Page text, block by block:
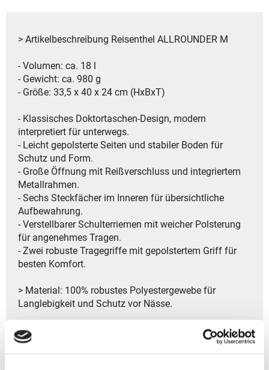
> Artikelbeschreibung Reisenthel ALLROUNDER M
- Volumen: ca. 18 l
- Gewicht: ca. 980 g
- Größe: 33,5 x 40 x 24 cm (HxBxT)
- Klassisches Doktortaschen-Design, modern
interpretiert für unterwegs.
- Leicht gepolsterte Seiten und stabiler Boden für
Schutz und Form.
- Große Öffnung mit Reißverschluss und integriertem
Metallrahmen.
- Sechs Steckfächer im Inneren für übersichtliche
Aufbewahrung.
- Verstellbarer Schulterriemen mit weicher Polsterung
für angenehmes Tragen.
- Zwei robuste Tragegriffe mit gepolstertem Griff für
besten Komfort.
> Material: 100% robustes Polyestergewebe für
Langlebigkeit und Schutz vor Nässe.
> Hersteller: Reisenthel Accessoires GmbH & Co. KG
Zeppelinstr. 4